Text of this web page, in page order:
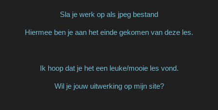
Sla je werk op als jpeg bestand
Hiermee ben je aan het einde gekomen van deze les.
Ik hoop dat je het een leuke/mooie les vond.
Wil je jouw uitwerking op mijn site?